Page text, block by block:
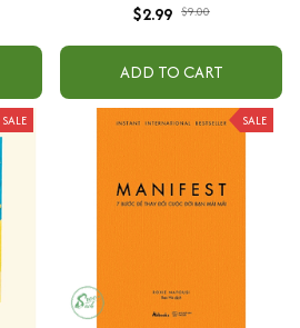
$2.99 $9.00
ADD TO CART
SALE SALE